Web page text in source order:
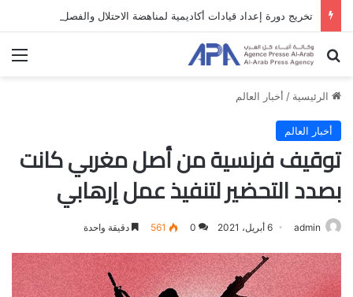
بحث عن
الرئيسية / أخبار العالم
أخبار العالم
توقيف فرنسية من أصل مغربي كانت
بصدد التحضير لتنفيذ عمل إرهابي
admin 6 أبريل، 2021 0
561 دقيقة واحدة